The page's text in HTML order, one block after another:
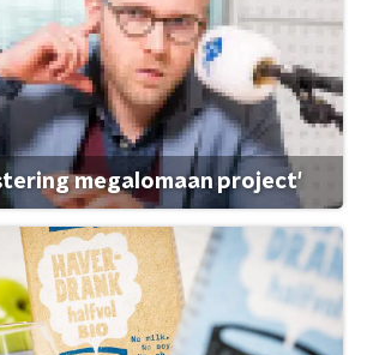
megalomaan project'